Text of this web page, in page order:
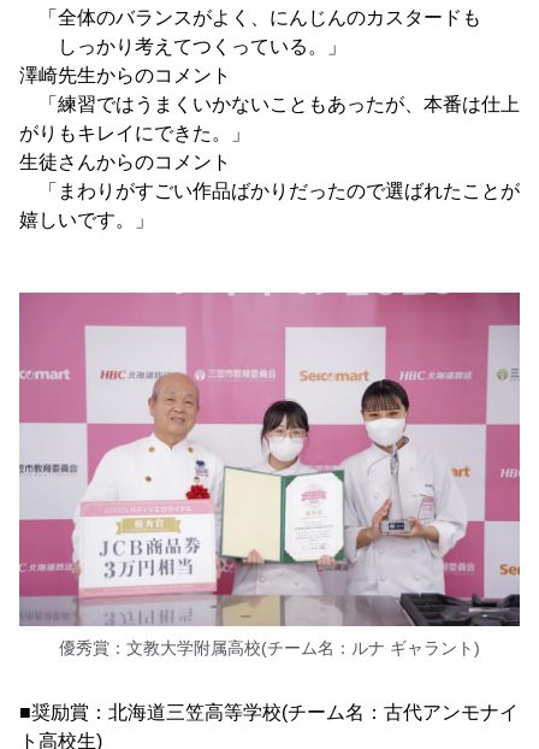
「全体のバランスがよく、にんじんのカスタードも
しっかり考えてつくっている。」
澤崎先生からのコメント
「練習ではうまくいかないこともあったが、本番は仕上
がりもキレイにできた。」
生徒さんからのコメント
「まわりがすごい作品ばかりだったので選ばれたことが
嬉しいです。」
優秀賞：文教大学附属高校(チーム名：ルナ ギャラント)
■奨励賞：北海道三笠高等学校(チーム名：古代アンモナイ
ト高校生)